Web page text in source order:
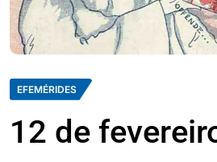
EFEMÉRIDES
12 de